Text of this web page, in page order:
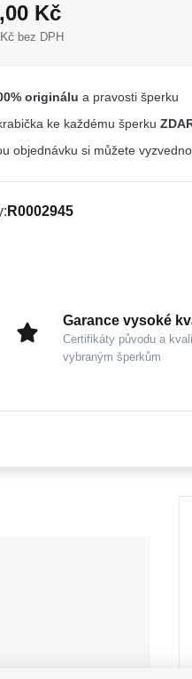
Kč
bez DPH
originálu a pravosti šperku
ke každému šperku
objednávku si můžete
R0002945
Garance vysoké
Certifikáty původu a
vybraným šperkům